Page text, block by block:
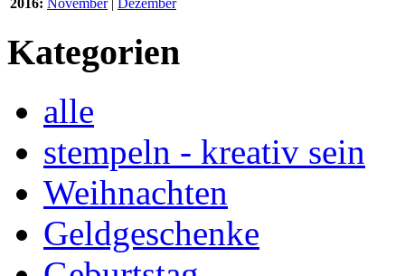
Kategorien
alle
stempeln - kreativ sein
Weihnachten
Geldgeschenke